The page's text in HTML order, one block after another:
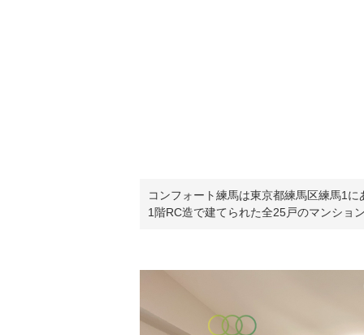
コンフォート練馬は東京都練馬区練馬1
1階RC造で建てられた全25戸のマンショ